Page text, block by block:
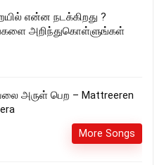
என்ன நடக்கிறது ?
அறிந்துகொள்ளுங்கள்
அருள் பெற – Mattreeren
More Songs